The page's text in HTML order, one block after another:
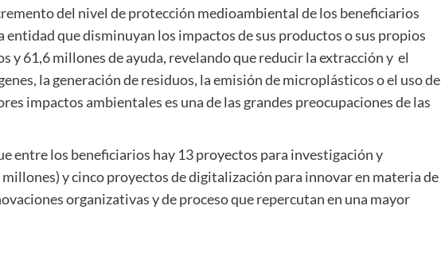
del nivel de protección medioambiental de los beneficiarios
que disminuyan los impactos de sus productos o sus propios
y 61,6 millones de ayuda, revelando que reducir la extracción y el
la generación de residuos, la emisión de microplásticos o el uso de
impactos ambientales es una de las grandes preocupaciones de las
entre los beneficiarios hay 13 proyectos para investigación y
y cinco proyectos de digitalización para innovar en materia de
organizativas y de proceso que repercutan en una mayor